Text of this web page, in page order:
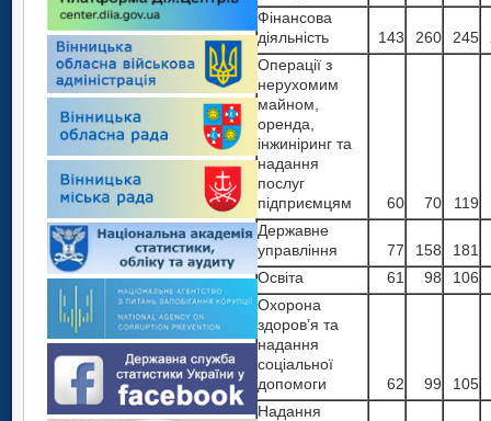
Фінансова
діяльність
143 260 245
Операції з
нерухомим
майном,
оренда,
інжиніринг та
надання
послуг
підприємцям
60 70 119
Державне
управління
77 158 181
Освіта
61 98 106
Охорона
здоров’я та
надання
соціальної
допомоги
62 99 105
Надання